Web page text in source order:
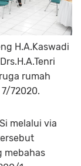
H.A.Kaswadi
rumah
72020.
melalui via
mebahas